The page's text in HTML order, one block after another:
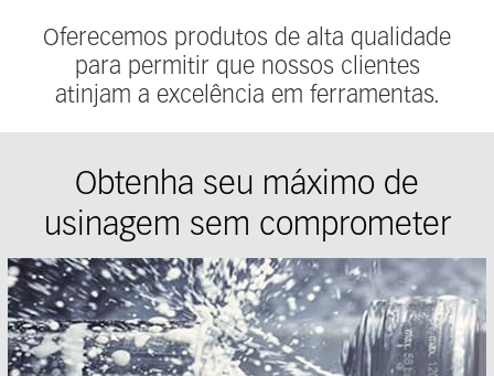
Oferecemos produtos de alta qualidade
para permitir que nossos clientes
atinjam a excelência em ferramentas.
Obtenha seu máximo de
usinagem sem comprometer